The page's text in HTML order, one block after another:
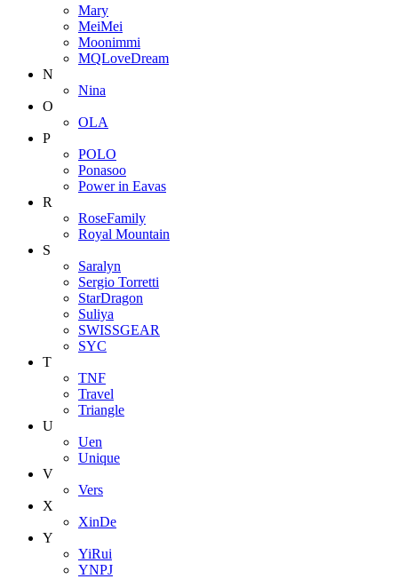
Mary
MeiMei
Moonimmi
MQLoveDream
N
Nina
O
OLA
P
POLO
Ponasoo
Power in Eavas
R
RoseFamily
Royal Mountain
S
Saralyn
Sergio Torretti
StarDragon
Suliya
SWISSGEAR
SYC
T
TNF
Travel
Triangle
U
Uen
Unique
V
Vers
X
XinDe
Y
YiRui
YNPJ